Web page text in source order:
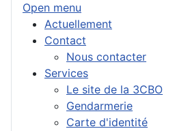
Open menu
Actuellement
Contact
Nous contacter
Services
Le site de la 3CBO
Gendarmerie
Carte d'identité